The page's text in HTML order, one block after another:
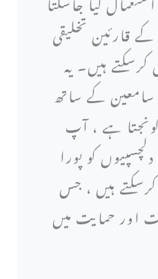
تخلیقی
ہیں۔ یہ
کے ساتھ
ہے ، آپ
کو پورا
ہیں ، جس
اور حمایت میں